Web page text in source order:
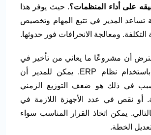
على أداء المنظمات؟. حيث يوفر هذا
تساعد المدير في تتبع المهام وتخصيص
التكلفة. ومعالجة الانحرافات فور حدوثها.
أن مشروعًا ما يعاني من تأخير في
تسليم المهام. باستخدام نظام ERP. يمكن للمدير أن
في ذلك هو ضعف التوزيع الزمني
أو نقص في عدد الأجهزة اللازمة في
يمكن اتخاذ القرار المناسب سواء
الخطة.